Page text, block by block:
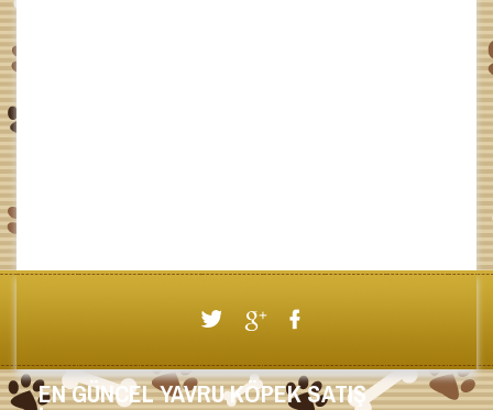
EN GÜNCEL YAVRU KÖPEK SATIŞ